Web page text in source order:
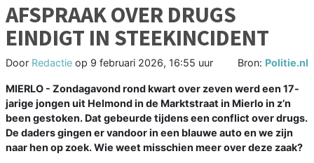
AFSPRAAK OVER DRUGS
EINDIGT IN STEEKINCIDENT
Door Redactie op 9 februari 2026, 16:55 uur Bron: Politie.nl
MIERLO - Zondagavond rond kwart over zeven werd een 17-
jarige jongen uit Helmond in de Marktstraat in Mierlo in z’n
been gestoken. Dat gebeurde tijdens een conflict over drugs.
De daders gingen er vandoor in een blauwe auto en we zijn
naar hen op zoek. Wie weet misschien meer over deze zaak?